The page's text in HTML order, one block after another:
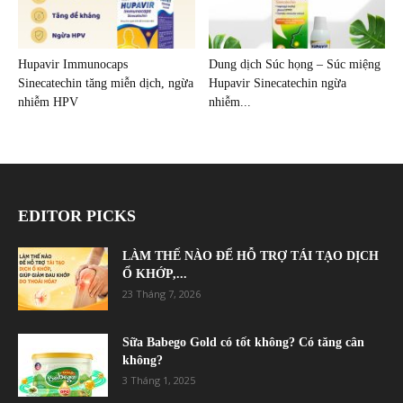
Hupavir Immunocaps
Sinecatechin tăng miễn dịch, ngừa
nhiễm HPV
Dung dịch Súc họng – Súc miệng
Hupavir Sinecatechin ngừa
nhiễm...
EDITOR PICKS
LÀM THẾ NÀO ĐỂ HỖ TRỢ TÁI TẠO DỊCH
Ổ KHỚP,...
23 Tháng 7, 2026
Sữa Babego Gold có tốt không? Có tăng cân
không?
3 Tháng 1, 2025